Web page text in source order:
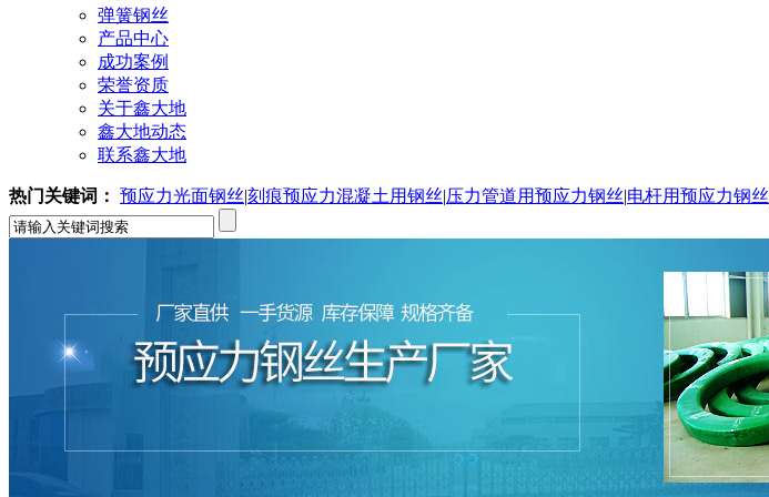
弹簧钢丝
产品中心
成功案例
荣誉资质
关于鑫大地
鑫大地动态
联系鑫大地
热门关键词： 预应力光面钢丝|刻痕预应力混凝土用钢丝|压力管道用预应力钢丝|电杆用预应力钢丝